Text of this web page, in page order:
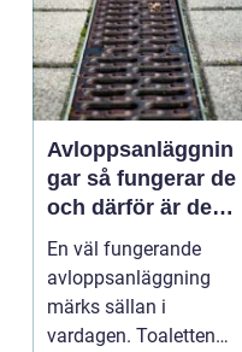
Avloppsanläggnin
gar så fungerar de
och därför är de
viktigare än många
tror
En väl fungerande
avloppsanläggning
märks sällan i
vardagen. Toaletten